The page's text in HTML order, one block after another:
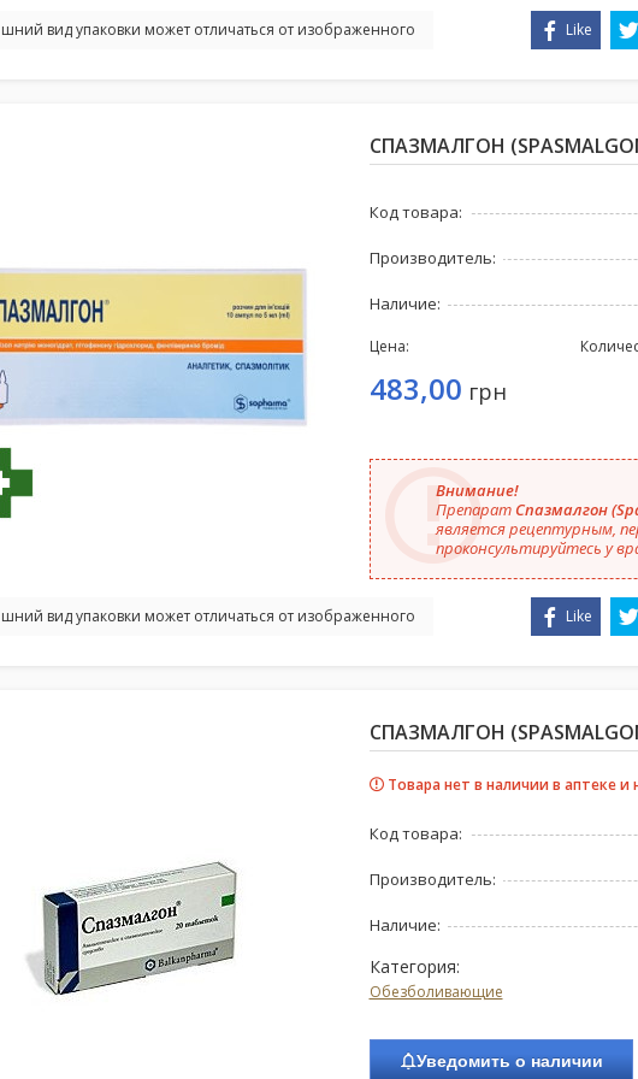
вид упаковки может отличаться от изображенного Like
СПАЗМАЛГОН
Код товара:
Производитель:
Наличие:
Цена:
483,00 грн
Внимание!
Препарат Спазмалгон
является рецептурным,
проконсультируйтесь у
вид упаковки может отличаться от изображенного Like
СПАЗМАЛГОН
Товара нет в наличии в аптеке
Код товара:
Производитель:
Наличие:
Категория:
Обезболивающие
Уведомить о наличии